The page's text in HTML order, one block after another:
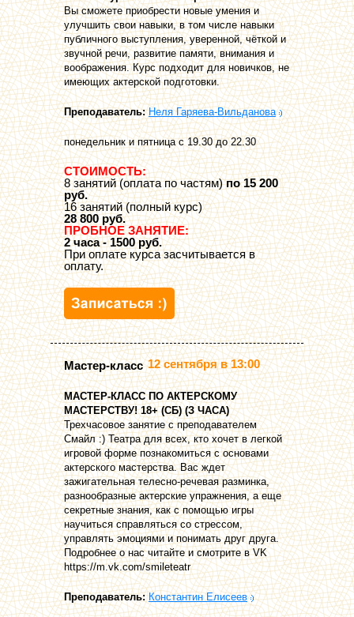
Вы сможете приобрести новые умения и
улучшить свои навыки, в том числе навыки
публичного выступления, уверенной, чёткой и
звучной речи, развитие памяти, внимания и
воображения. Курс подходит для новичков, не
имеющих актерской подготовки.
Преподаватель: Неля Гаряева-Вильданова
понедельник и пятница с 19.30 до 22.30
СТОИМОСТЬ:
8 занятий (оплата по частям)по 15 200
руб.
16 занятий (полный курс)
28 800 руб.
ПРОБНОЕ ЗАНЯТИЕ:
2 часа - 1500 руб.
При оплате курса засчитывается в
оплату.
Мастер-класс 12 сентября в 13:00
МАСТЕР-КЛАСС ПО АКТЕРСКОМУ
МАСТЕРСТВУ! 18+ (СБ) (З ЧАСА)
Трехчасовое занятие с преподавателем
Смайл :) Театра для всех, кто хочет в легкой
игровой форме познакомиться с основами
актерского мастерства. Вас ждет
зажигательная телесно-речевая разминка,
разнообразные актерские упражнения, а еще
секретные знания, как с помощью игры
научиться справляться со стрессом,
управлять эмоциями и понимать друг друга.
Подробнее о нас читайте и смотрите в VK
https://m.vk.com/smileteatr
Преподаватель: Константин Елисеев